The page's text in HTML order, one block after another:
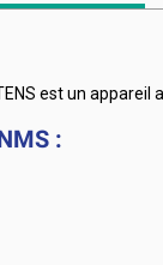
est un appareil
: